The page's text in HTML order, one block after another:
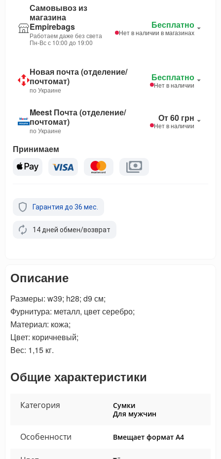
Самовывоз из
магазина
Empirebags
Работаем даже без света
Пн-Вс с 10:00 до 19:00
Бесплатно
Нет в наличии в магазинах
Новая почта (отделение/
почтомат)
по Украине
Бесплатно
Нет в наличии
Meest Почта (отделение/
почтомат)
по Украине
От 60 грн
Нет в наличии
Принимаем
Гарантия до 36 мес.
14 дней обмен/возврат
Описание
Размеры: w39; h28; d9 см;
Фурнитура: металл, цвет серебро;
Материал: кожа;
Цвет: коричневый;
Вес: 1,15 кг.
Общие характеристики
Категория
Сумки
Для мужчин
Особенности Вмещает формат А4